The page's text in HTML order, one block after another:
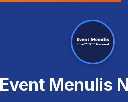
Event Menulis